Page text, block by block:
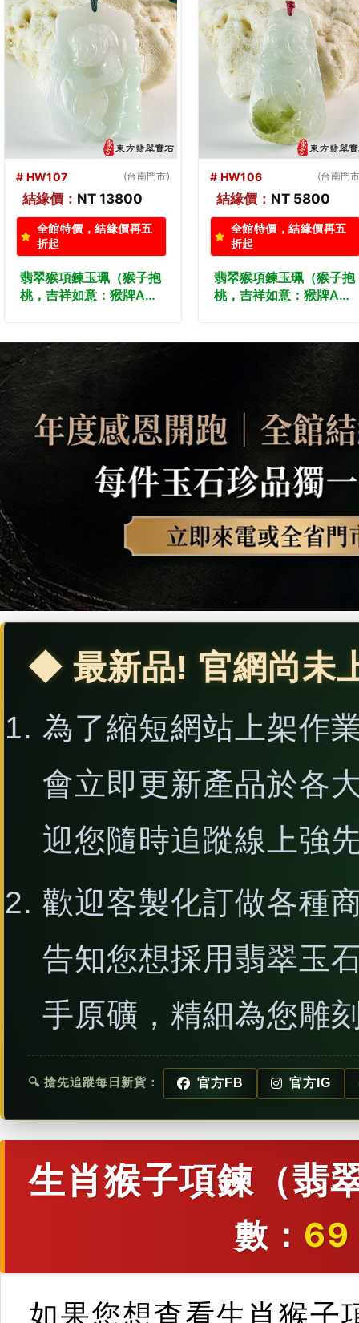
# HW105 (桃園門市)
結緣價： NT 13800
全館特價，結緣價再五
折起
翡翠猴項鍊玉珮（猴子抱
桃，吉祥如意：猴牌A貨
淡綠色糯種翡翠猴項鍊玉
珮，HW105。客製化訂
做各種翡翠猴吊墜玉珮項
鍊。★附A貨翡翠雙證書
# HW104 (桃園門
結緣價： NT 13800
全館特價，結緣價再五
折起
翡翠猴項鍊玉珮（猴子抱
桃，吉祥如意：猴牌A貨
淡綠色糯種翡翠猴項鍊玉
珮，HW104。客製化訂
做各種翡翠猴吊墜玉珮項
鍊。★附A貨翡翠雙證書
◆ 最新品! 官網尚未
為了縮短網站上架作
會立即更新產品於各
迎您隨時追蹤線上強
歡迎客製化訂做各種
告知您想採用翡翠玉
手原礦，精細為您雕
🔍 搶先追蹤每日新貨： 官方FB 官方IG
生肖猴子項鍊（翡
數： 69
如果您想查看生肖猴子